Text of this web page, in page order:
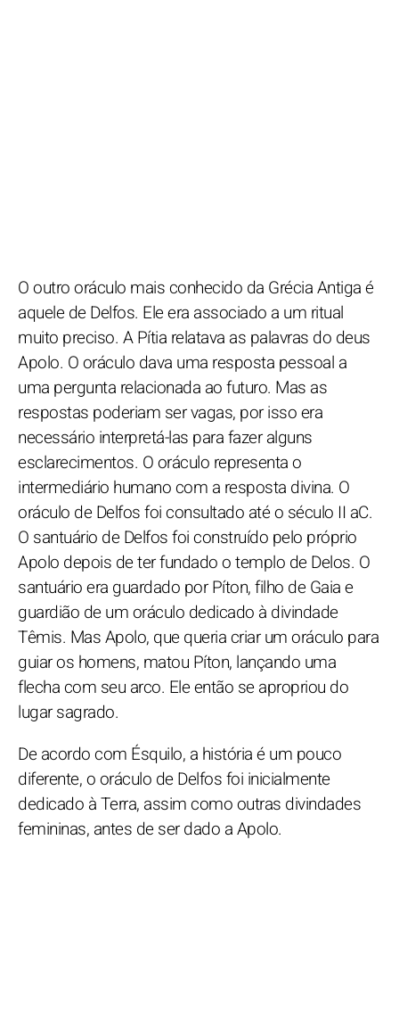
O outro oráculo mais conhecido da Grécia Antiga é
aquele de Delfos. Ele era associado a um ritual
muito preciso. A Pítia relatava as palavras do deus
Apolo. O oráculo dava uma resposta pessoal a
uma pergunta relacionada ao futuro. Mas as
respostas poderiam ser vagas, por isso era
necessário interpretá-las para fazer alguns
esclarecimentos. O oráculo representa o
intermediário humano com a resposta divina. O
oráculo de Delfos foi consultado até o século II aC.
O santuário de Delfos foi construído pelo próprio
Apolo depois de ter fundado o templo de Delos. O
santuário era guardado por Píton, filho de Gaia e
guardião de um oráculo dedicado à divindade
Têmis. Mas Apolo, que queria criar um oráculo para
guiar os homens, matou Píton, lançando uma
flecha com seu arco. Ele então se apropriou do
lugar sagrado.
De acordo com Ésquilo, a história é um pouco
diferente, o oráculo de Delfos foi inicialmente
dedicado à Terra, assim como outras divindades
femininas, antes de ser dado a Apolo.